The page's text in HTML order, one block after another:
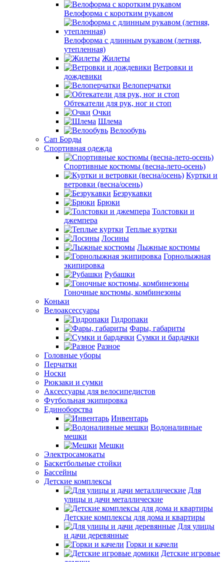
Велоформа с коротким рукавом
Велоформа с длинным рукавом (летняя,
утепленная)
Жилеты
Ветровки и
дождевики
Велоперчатки
Обтекатели для рук, ног и стоп
Очки
Шлема
Велообувь
Сап Борды
Спортивная одежда
Спортивные костюмы (весна-лето-осень)
Куртки и
ветровки (весна/осень)
Безрукавки
Брюки
Толстовки и
джемпера
Теплые куртки
Лосины
Лыжные костюмы
Горнолыжная
экипировка
Рубашки
Гоночные костюмы, комбинезоны
Коньки
Велоаксессуары
Гидропаки
Фары, габариты
Сумки и бардачки
Разное
Головные уборы
Перчатки
Носки
Рюкзаки и сумки
Аксессуары для велосипедистов
Футбольная экипировка
Единоборства
Инвентарь
Водоналивные
мешки
Мешки
Электросамокаты
Баскетбольные стойки
Бассейны
Детские комплексы
Для
улицы и дачи металлические
Детские комплексы для дома и квартиры
Для улицы
и дачи деревянные
Горки и качели
Детские игровые